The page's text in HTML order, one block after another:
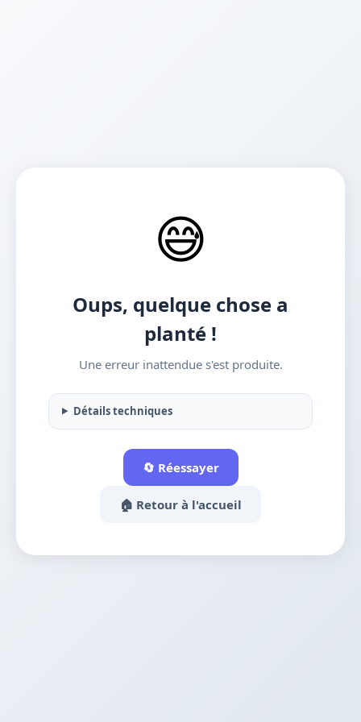
😅
Oups, quelque chose a
planté !
Une erreur inattendue s'est produite.
Détails techniques
🔄 Réessayer
🏠 Retour à l'accueil